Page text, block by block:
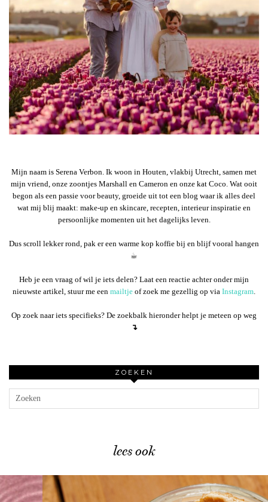
Mijn naam is Serena Verbon. Ik woon in Houten, vlakbij Utrecht, samen met
mijn vriend, onze zoontjes Marshall en Cameron en onze kat Coco. Wat ooit
begon als een passie voor beauty, groeide uit tot een blog waar ik alles deel
wat mij blij maakt: make-up en skincare, recepten, interieur inspiratie en
persoonlijke momenten uit het dagelijks leven.
Dus scroll lekker rond, pak er een warme kop koffie bij en blijf vooral hangen
☕︎
Heb je een vraag of wil je iets delen? Laat een reactie achter onder mijn
nieuwste artikel, stuur me een mailtje of zoek me gezellig op via Instagram
Op zoek naar iets specifieks? De zoekbalk hieronder helpt je meteen op weg
↴
ZOEKEN
lees ook